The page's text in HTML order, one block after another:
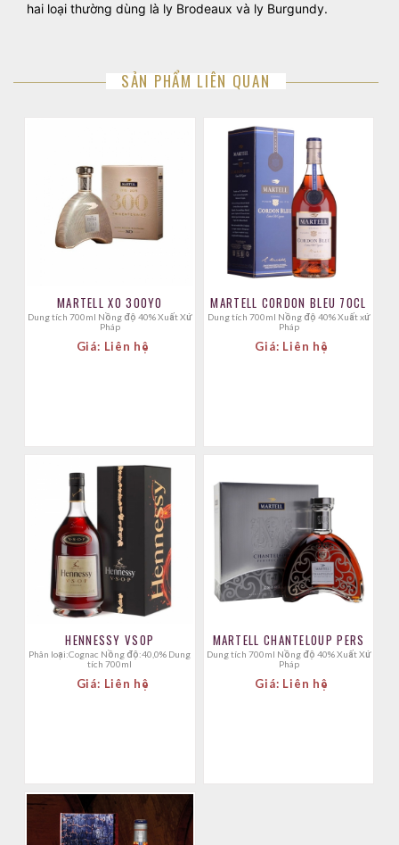
hai loại thường dùng là ly Brodeaux và ly Burgundy.
SẢN PHẨM LIÊN QUAN
MARTELL XO 300YO
Dung tích 700ml Nồng độ 40% Xuất Xứ
Pháp
Giá: Liên hệ
MARTELL CORDON BLEU 70CL
Dung tích 700ml Nồng độ 40% Xuất xứ
Pháp
Giá: Liên hệ
HENNESSY VSOP
Phân loại:Cognac Nồng độ:40,0% Dung
tích 700ml
Giá: Liên hệ
MARTELL CHANTELOUP PERS
Dung tích 700ml Nồng độ 40% Xuất Xứ
Pháp
Giá: Liên hệ